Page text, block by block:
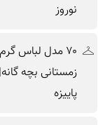
نوروز
۷۰ مدل لباس
زمستانی بچه
پاییزه